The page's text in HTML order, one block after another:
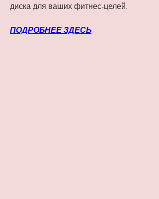
диска для ваших фитнес-целей.
ПОДРОБНЕЕ ЗДЕСЬ